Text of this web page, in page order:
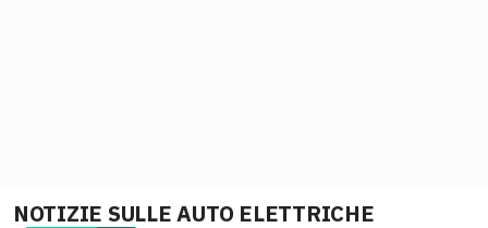
NOTIZIE SULLE AUTO ELETTRICHE